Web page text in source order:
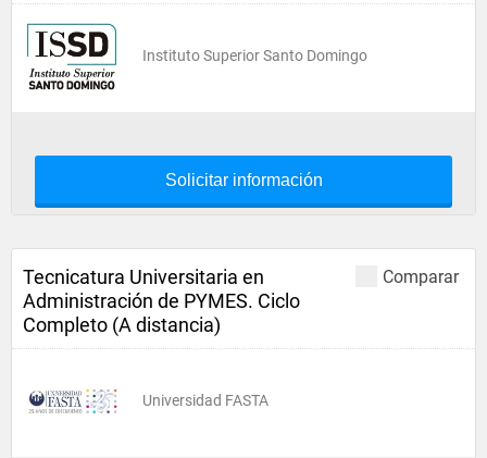
Instituto Superior Santo Domingo
Solicitar información
Comparar
Tecnicatura Universitaria en
Administración de PYMES. Ciclo
Completo (A distancia)
Universidad FASTA